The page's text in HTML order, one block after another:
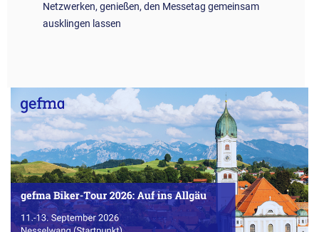
Netzwerken, genießen, den Messetag gemeinsam
ausklingen lassen